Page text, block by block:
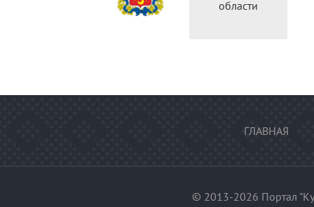
ГЛАВНАЯ
© 2013-2026 Портал